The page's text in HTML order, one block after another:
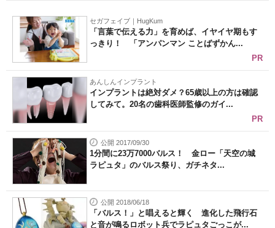
セガフェイブ｜HugKum
「言葉で伝える力」を育めば、イヤイヤ期もす
っきり！ 「アンパンマン ことばずかん...
PR
あんしんインプラント
インプラントは絶対ダメ？65歳以上の方は確認
してみて。20名の歯科医師監修のガイ...
PR
公開 2017/09/30
1分間に23万7000バルス！ 金ロー「天空の城
ラピュタ」のバルス祭り、ガチネタ...
公開 2018/06/18
「バルス！」と唱えると輝く 進化した飛行石
と音が鳴るロボット兵でラピュタごっこが...